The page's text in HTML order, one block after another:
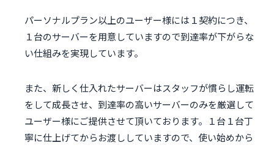
パーソナルプラン以上のユーザー様には１契約につき、
１台のサーバーを用意していますので到達率が下がらな
い仕組みを実現しています。
また、新しく仕入れたサーバーはスタッフが慣らし運転
をして成長させ、到達率の高いサーバーのみを厳選して
ユーザー様にご提供させて頂いております。１台１台丁
寧に仕上げてからお渡ししていますので、使い始めから